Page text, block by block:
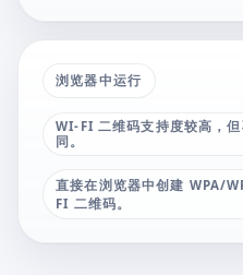
浏览器中运行
WI-FI 二维码支持度较高，
同。
直接在浏览器中创建 WPA/
FI 二维码。